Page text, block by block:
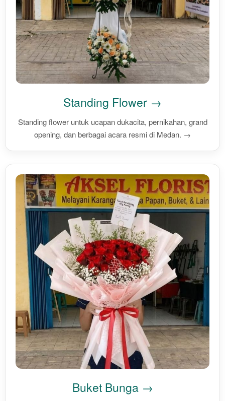
Standing Flower →
Standing flower untuk ucapan dukacita, pernikahan, grand
opening, dan berbagai acara resmi di Medan. →
Buket Bunga →